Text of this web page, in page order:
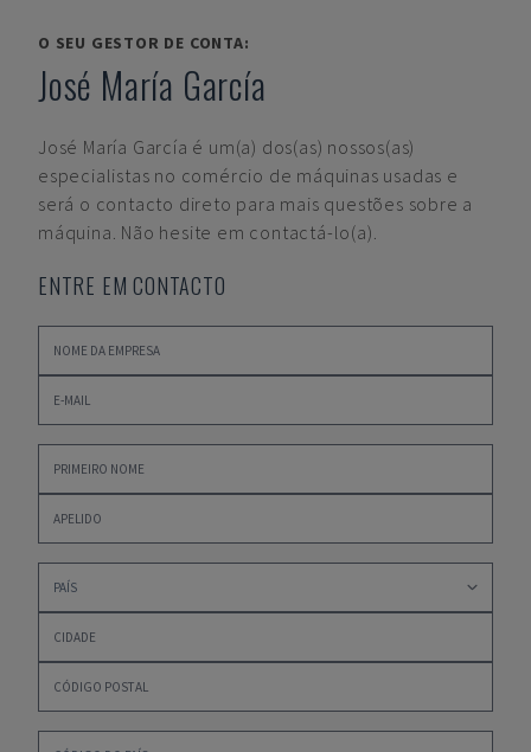
O SEU GESTOR DE CONTA:
José María García
José María García é um(a) dos(as) nossos(as)
especialistas no comércio de máquinas usadas e
será o contacto direto para mais questões sobre a
máquina. Não hesite em contactá-lo(a).
ENTRE EM CONTACTO